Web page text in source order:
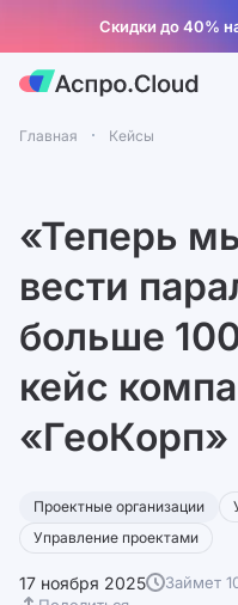
Скидки до 40%
Главная Кейсы
«Теперь
вести
больше
кейс
«ГеоКорп»
Проектные организации
Управление проектами
17 ноября 2025 Займет